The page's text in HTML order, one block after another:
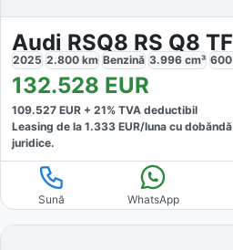
2025 2.800 km Benzină 3.996 cm³ 600
132.528 EUR
109.527 EUR + 21% TVA deductibil
Leasing de la 1.333 EUR/luna cu dobăndă
juridice.
Sună WhatsApp